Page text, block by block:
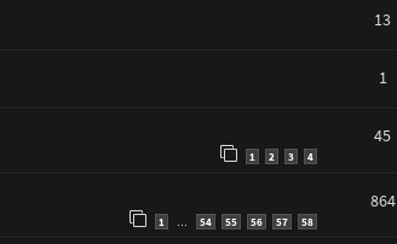
13
1
1 2 3 4
45
1 54 55 56 57 58
864